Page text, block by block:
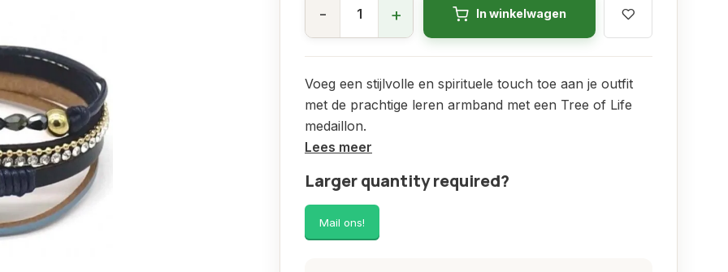
- + In winkelwagen
Voeg een stijlvolle en spirituele touch toe aan je outfit
met de prachtige leren armband met een Tree of Life
medaillon.
Lees meer
Larger quantity required?
Mail ons!